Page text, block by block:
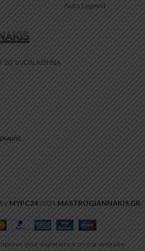
Auto Legend
‘ΙΛΙΟΝ ΑΘΗΝΑ
MYPC242024 MASTROGIANNAKIS.GR.
your experience on our website.